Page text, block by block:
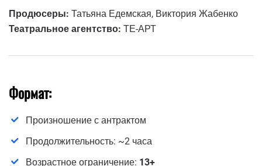
Продюсеры: Татьяна Едемская, Виктория Жабенко
Театральное агентство: ТЕ-АРТ
Формат:
Произношение с антрактом
Продолжительность: ~2 часа
Возрастное ограничение: 13+